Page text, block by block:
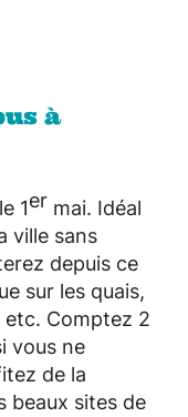
à
1er mai. Idéal
ville sans
depuis ce
sur les quais,
etc. Comptez 2
vous ne
de la
beaux sites de